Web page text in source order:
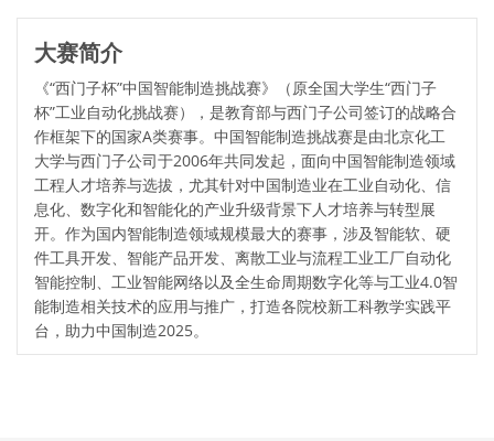
大赛简介
《“西门子杯”中国智能制造挑战赛》（原全国大学生“西门子
杯”工业自动化挑战赛），是教育部与西门子公司签订的战略合
作框架下的国家A类赛事。中国智能制造挑战赛是由北京化工
大学与西门子公司于2006年共同发起，面向中国智能制造领域
工程人才培养与选拔，尤其针对中国制造业在工业自动化、信
息化、数字化和智能化的产业升级背景下人才培养与转型展
开。作为国内智能制造领域规模最大的赛事，涉及智能软、硬
件工具开发、智能产品开发、离散工业与流程工业工厂自动化
智能控制、工业智能网络以及全生命周期数字化等与工业4.0智
能制造相关技术的应用与推广，打造各院校新工科教学实践平
台，助力中国制造2025。